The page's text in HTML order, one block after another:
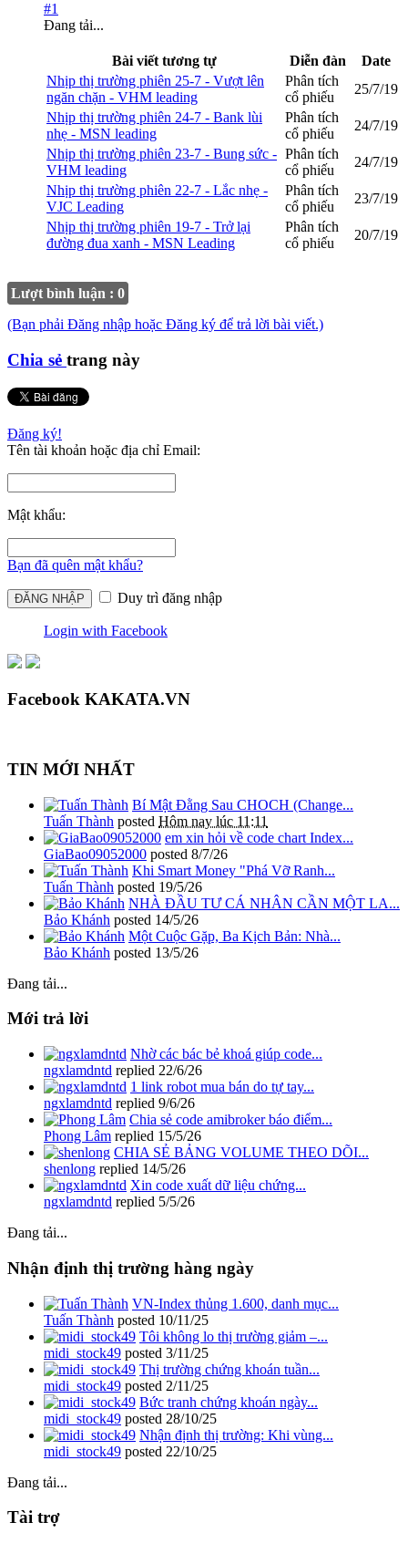
#1
Đang tải...
Bài viết tương tự Diễn đàn
Date
Nhịp thị trường phiên 25-7 - Vượt lên
ngăn chặn - VHM leading
Phân tích
cổ phiếu
25/7/19
Nhịp thị trường phiên 24-7 - Bank lùi
nhẹ - MSN leading
Phân tích
cổ phiếu
24/7/19
Nhịp thị trường phiên 23-7 - Bung sức -
VHM leading
Phân tích
cổ phiếu
24/7/19
Nhịp thị trường phiên 22-7 - Lắc nhẹ -
VJC Leading
Phân tích
cổ phiếu
23/7/19
Nhịp thị trường phiên 19-7 - Trở lại
đường đua xanh - MSN Leading
Phân tích
cổ phiếu
20/7/19
Lượt bình luận : 0
(Bạn phải Đăng nhập hoặc Đăng ký để trả lời bài viết.)
Chia sẻ trang này
Đăng ký!
Tên tài khoản hoặc địa chỉ Email:
Mật khẩu:
Bạn đã quên mật khẩu?
Duy trì đăng nhập
Login with Facebook
Facebook KAKATA.VN
TIN MỚI NHẤT
Bí Mật Đằng Sau CHOCH (Change...
Tuấn Thành posted Hôm nay lúc 11:11
em xin hỏi về code chart Index...
GiaBao09052000 posted 8/7/26
Khi Smart Money "Phá Vỡ Ranh...
Tuấn Thành posted 19/5/26
NHÀ ĐẦU TƯ CÁ NHÂN CẦN MỘT LA...
Bảo Khánh posted 14/5/26
Một Cuộc Gặp, Ba Kịch Bản: Nhà...
Bảo Khánh posted 13/5/26
Đang tải...
Mới trả lời
Nhờ các bác bẻ khoá giúp code...
ngxlamdntd replied 22/6/26
1 link robot mua bán do tự tay...
ngxlamdntd replied 9/6/26
Chia sẻ code amibroker báo điểm...
Phong Lâm replied 15/5/26
CHIA SẺ BẢNG VOLUME THEO DÕI...
shenlong replied 14/5/26
Xin code xuất dữ liệu chứng...
ngxlamdntd replied 5/5/26
Đang tải...
Nhận định thị trường hàng ngày
VN-Index thủng 1.600, danh mục...
Tuấn Thành posted 10/11/25
Tôi không lo thị trường giảm –...
midi_stock49 posted 3/11/25
Thị trường chứng khoán tuần...
midi_stock49 posted 2/11/25
Bức tranh chứng khoán ngày...
midi_stock49 posted 28/10/25
Nhận định thị trường: Khi vùng...
midi_stock49 posted 22/10/25
Đang tải...
Tài trợ